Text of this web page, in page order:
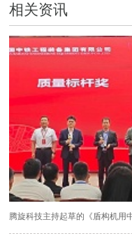
相关资讯
腾旋科技主持起草的《盾构机用